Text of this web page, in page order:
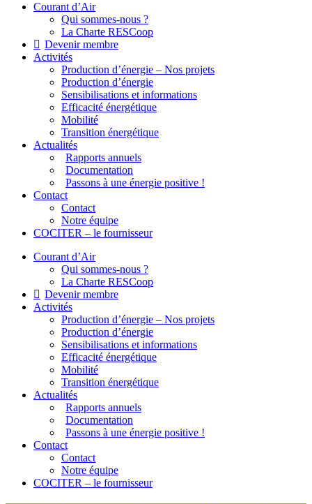
Courant d’Air
Qui sommes-nous ?
La Charte RESCoop
Devenir membre
Activités
Production d’énergie – Nos projets
Production d’énergie
Sensibilisations et informations
Efficacité énergétique
Mobilité
Transition énergétique
Actualités
Rapports annuels
Documentation
Passons à une énergie positive !
Contact
Contact
Notre équipe
COCITER – le fournisseur
Courant d’Air
Qui sommes-nous ?
La Charte RESCoop
Devenir membre
Activités
Production d’énergie – Nos projets
Production d’énergie
Sensibilisations et informations
Efficacité énergétique
Mobilité
Transition énergétique
Actualités
Rapports annuels
Documentation
Passons à une énergie positive !
Contact
Contact
Notre équipe
COCITER – le fournisseur